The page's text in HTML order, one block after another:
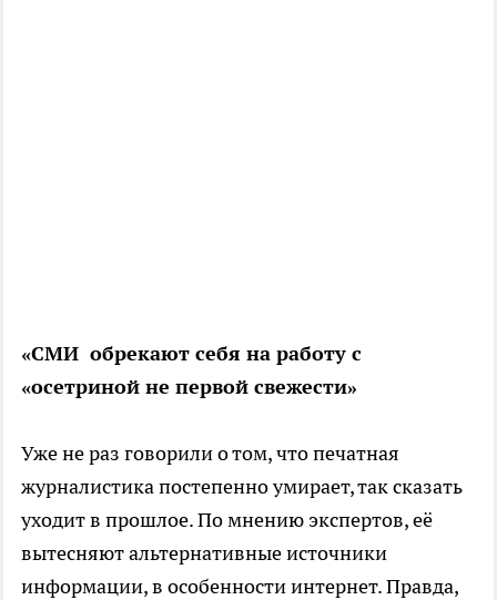
«СМИ обрекают себя на работу с
«осетриной не первой свежести»
Уже не раз говорили о том, что печатная
журналистика постепенно умирает, так сказать
уходит в прошлое. По мнению экспертов, её
вытесняют альтернативные источники
информации, в особенности интернет. Правда,